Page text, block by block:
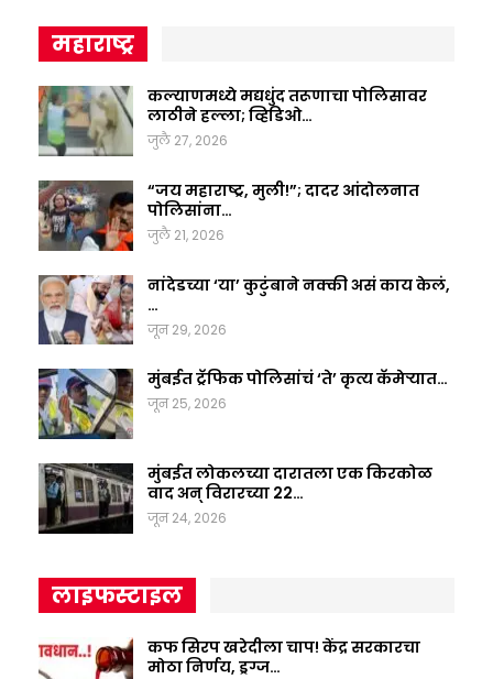
महाराष्ट्र
कल्याणमध्ये मद्यधुंद तरूणाचा पोलिसावर
लाठीने हल्ला; व्हिडिओ…
जुलै 27, 2026
“जय महाराष्ट्र, मुली!”; दादर आंदोलनात
पोलिसांना…
जुलै 21, 2026
नांदेडच्या ‘या’ कुटुंबाने नक्की असं काय केलं,
…
जून 29, 2026
मुंबईत ट्रॅफिक पोलिसांचं ‘ते’ कृत्य कॅमेऱ्यात…
जून 25, 2026
मुंबईत लोकलच्या दारातला एक किरकोळ
वाद अन् विरारच्या 22…
जून 24, 2026
लाइफस्टाइल
कफ सिरप खरेदीला चाप! केंद्र सरकारचा
मोठा निर्णय, ड्रग्ज…